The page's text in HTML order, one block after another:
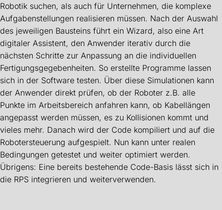
Robotik suchen, als auch für Unternehmen, die komplexe
Aufgabenstellungen realisieren müssen. Nach der Auswahl
des jeweiligen Bausteins führt ein Wizard, also eine Art
digitaler Assistent, den Anwender iterativ durch die
nächsten Schritte zur Anpassung an die individuellen
Fertigungsgegebenheiten. So erstellte Programme lassen
sich in der Software testen. Über diese Simulationen kann
der Anwender direkt prüfen, ob der Roboter z.B. alle
Punkte im Arbeitsbereich anfahren kann, ob Kabellängen
angepasst werden müssen, es zu Kollisionen kommt und
vieles mehr. Danach wird der Code kompiliert und auf die
Robotersteuerung aufgespielt. Nun kann unter realen
Bedingungen getestet und weiter optimiert werden.
Übrigens: Eine bereits bestehende Code-Basis lässt sich in
die RPS integrieren und weiterverwenden.